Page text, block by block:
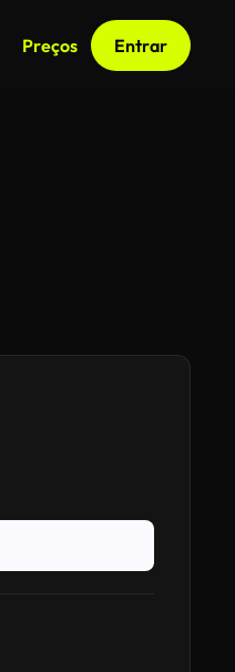
Preços Entrar